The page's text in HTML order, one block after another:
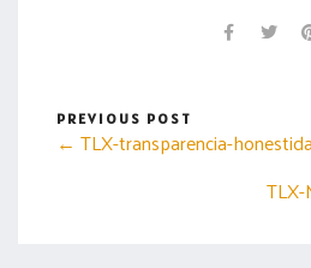
PREVIOUS POST
← TLX-transparencia-